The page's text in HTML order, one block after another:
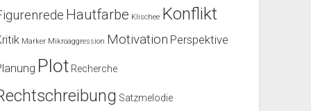
Hautfarbe Klischee Konflikt
Marker Mikroaggression Motivation Perspektive
Plot Recherche
Satzmelodie